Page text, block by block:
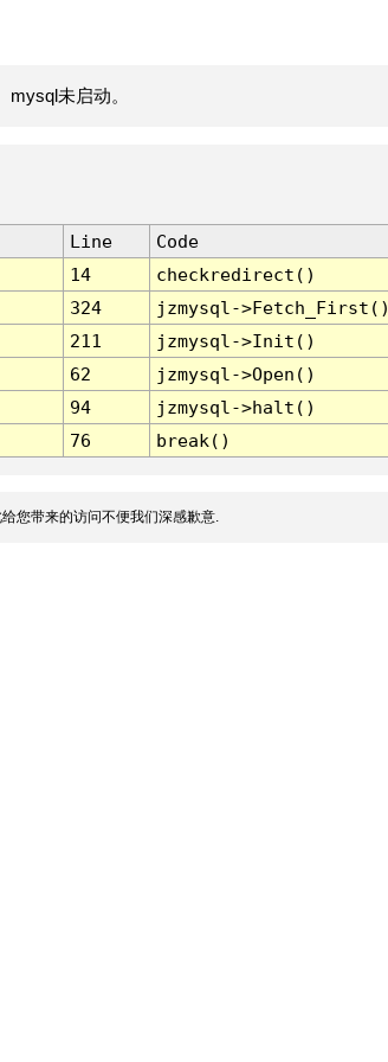
未启动。
Line
Code
14
checkredirect()
324
jzmysql-
211
jzmysql->Init()
62
jzmysql->Open()
94
jzmysql->halt()
76 break()
您带来的访问不便我们深感歉意.